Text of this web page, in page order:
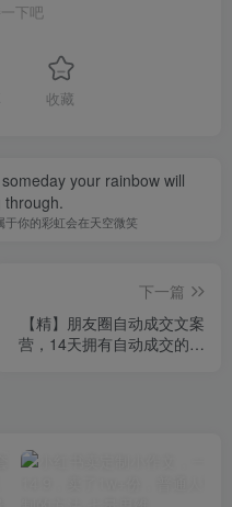
下吧
收藏
your rainbow will
through.
你的彩虹会在天空微笑
下一篇
【精】朋友圈自动成交文案
营，14天拥有自动成交的朋